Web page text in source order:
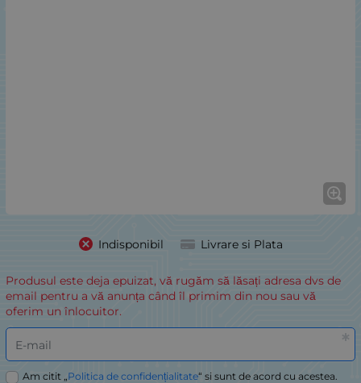
Indisponibil Livrare si Plata
Produsul este deja epuizat, vă rugăm să lăsați adresa dvs de
email pentru a vă anunța când îl primim din nou sau vă
oferim un înlocuitor.
E-mail
Am citit „Politica de confidențialitate“ si sunt de acord cu acestea.